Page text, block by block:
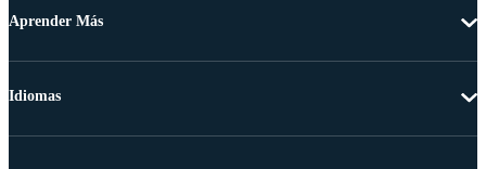
Aprender Más
Idiomas